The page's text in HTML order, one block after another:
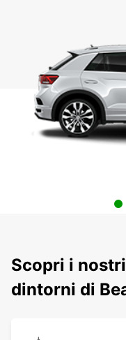
Scopri i
dintorni di